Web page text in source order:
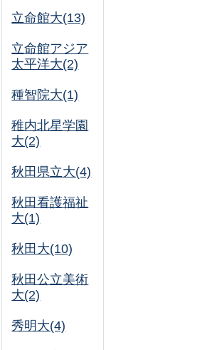
立命館大(13)
立命館アジア
太平洋大(2)
種智院大(1)
稚内北星学園
大(2)
秋田県立大(4)
秋田看護福祉
大(1)
秋田大(10)
秋田公立美術
大(2)
秀明大(4)